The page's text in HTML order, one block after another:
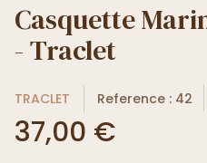
Casquette
- Traclet
TRACLET Reference : 42
37,00 €